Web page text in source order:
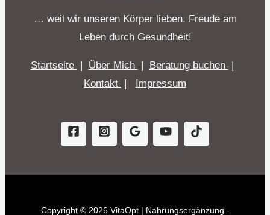
… weil wir unseren Körper lieben. Freude am
Leben durch Gesundheit!
Startseite | Über Mich | Beratung buchen |
Kontakt | Impressum
Copyright © 2026 VitaOpt | Nahrungsergänzung -